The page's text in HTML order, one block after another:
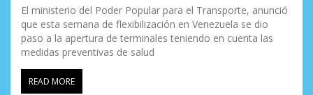
El ministerio del Poder Popular para el Transporte, anunció
que esta semana de flexibilización en Venezuela se dio
paso a la apertura de terminales teniendo en cuenta las
medidas preventivas de salud
READ MORE